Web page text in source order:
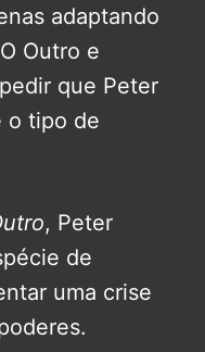
adaptando
Outro e
que Peter
o tipo de
, Peter
de
uma crise